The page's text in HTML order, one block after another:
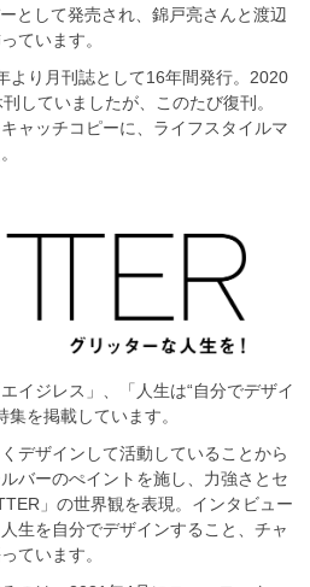
として発売され、錦戸亮さんと渡辺
ています。
より月刊誌として16年間発行。2020
していましたが、このたび復刊。
ャッチコピーに、ライフスタイルマ
イジレス」、「人生は“自分でデザイ
を掲載しています。
デザインして活動していることから
バーのぺイントを施し、力強さとセ
」の世界観を表現。インタビュー
生を自分でデザインすること、チャ
ています。